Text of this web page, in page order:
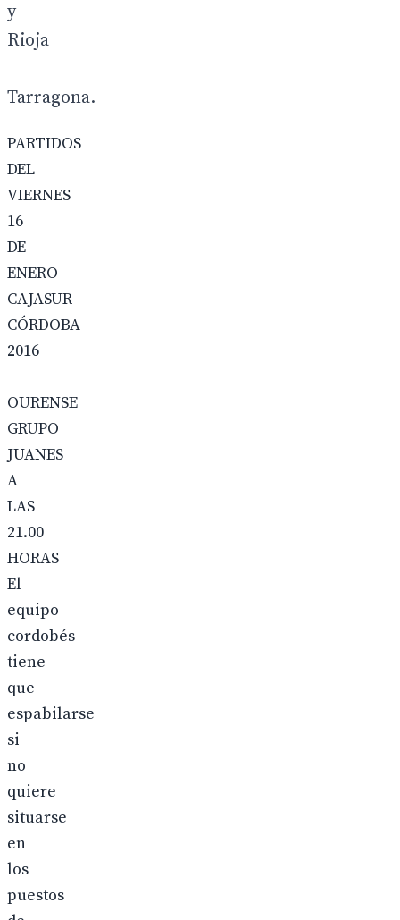
y
Rioja
Tarragona.
PARTIDOS
DEL
VIERNES
16
DE
ENERO
CAJASUR
CÓRDOBA
2016
OURENSE
GRUPO
JUANES
A
LAS
21.00
HORAS
El
equipo
cordobés
tiene
que
espabilarse
si
no
quiere
situarse
en
los
puestos